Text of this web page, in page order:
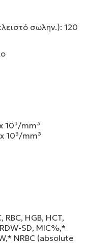
σωλην.): 120
10³/mm³
10³/mm³
RBC, HGB, HCT,
SD, MIC%,*
NRBC (absolute